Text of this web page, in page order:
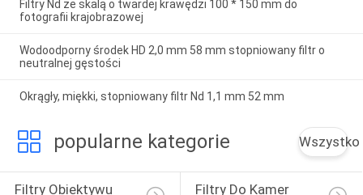
Filtry Nd ze skalą o twardej krawędzi 100 * 150 mm do
fotografii krajobrazowej
Wodoodporny środek HD 2,0 mm 58 mm stopniowany filtr o
neutralnej gęstości
Okrągły, miękki, stopniowany filtr Nd 1,1 mm 52 mm
popularne kategorie Wszystko
Filtry Obiektywu Filtry Do Kamer